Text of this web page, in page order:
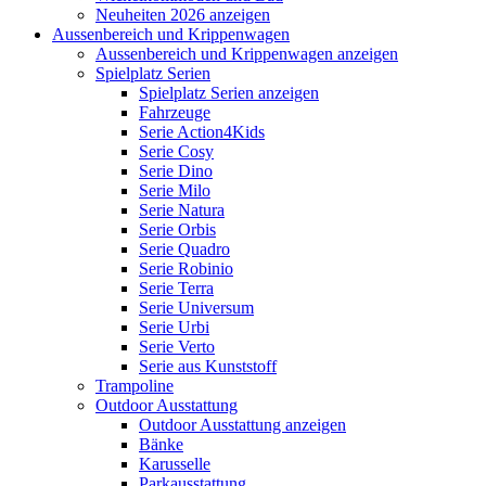
Neuheiten 2026 anzeigen
Aussenbereich und Krippenwagen
Aussenbereich und Krippenwagen anzeigen
Spielplatz Serien
Spielplatz Serien anzeigen
Fahrzeuge
Serie Action4Kids
Serie Cosy
Serie Dino
Serie Milo
Serie Natura
Serie Orbis
Serie Quadro
Serie Robinio
Serie Terra
Serie Universum
Serie Urbi
Serie Verto
Serie aus Kunststoff
Trampoline
Outdoor Ausstattung
Outdoor Ausstattung anzeigen
Bänke
Karusselle